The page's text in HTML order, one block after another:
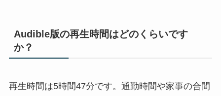
Audible版の再生時間はどのくらいです
か？
再生時間は5時間47分です。通勤時間や家事の合間